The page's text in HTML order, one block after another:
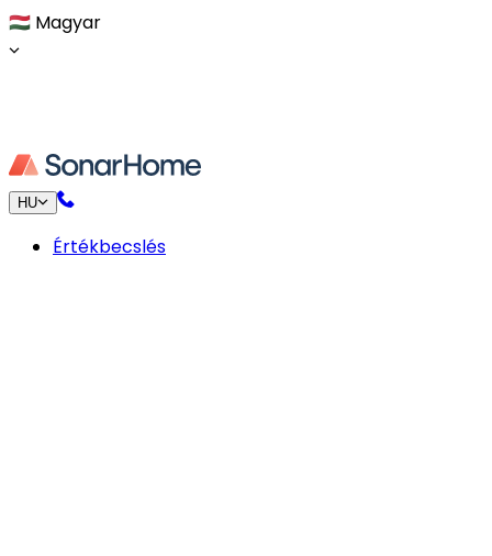
🇭🇺 Magyar
HU
Értékbecslés